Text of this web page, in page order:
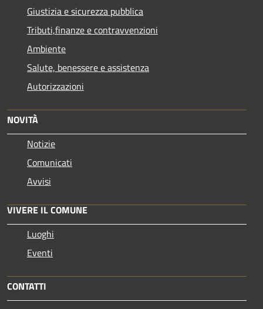
Giustizia e sicurezza pubblica
Tributi,finanze e contravvenzioni
Ambiente
Salute, benessere e assistenza
Autorizzazioni
NOVITÀ
Notizie
Comunicati
Avvisi
VIVERE IL COMUNE
Luoghi
Eventi
CONTATTI